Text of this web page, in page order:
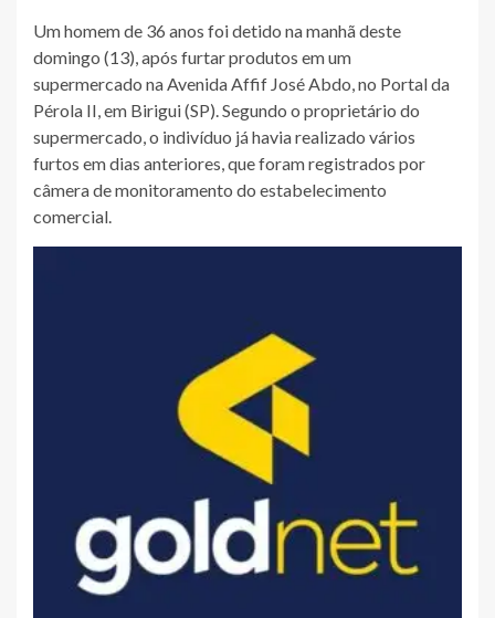
Um homem de 36 anos foi detido na manhã deste
domingo (13), após furtar produtos em um
supermercado na Avenida Affif José Abdo, no Portal da
Pérola II, em Birigui (SP). Segundo o proprietário do
supermercado, o indivíduo já havia realizado vários
furtos em dias anteriores, que foram registrados por
câmera de monitoramento do estabelecimento
comercial.